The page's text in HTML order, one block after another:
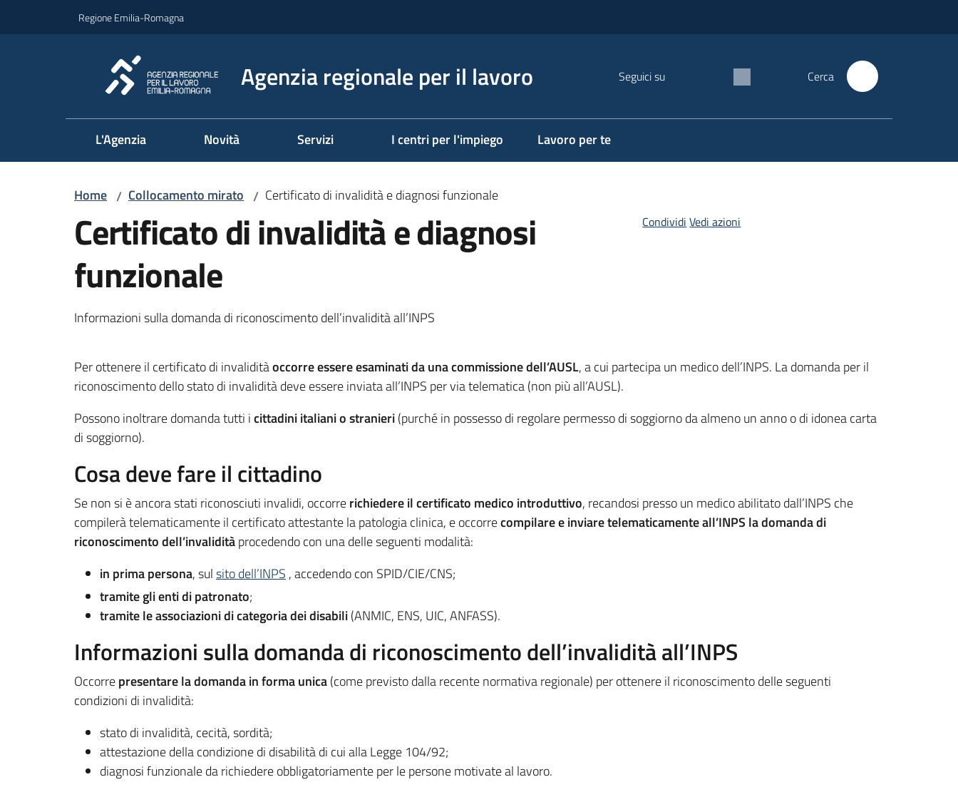
Regione Emilia-Romagna
Agenzia regionale per il lavoro Seguici su Cerca
L'Agenzia Novità Servizi I centri per l'impiego Lavoro per te
Home / Collocamento mirato / Certificato di invalidità e diagnosi funzionale
Certificato di invalidità e diagnosi
funzionale
Informazioni sulla domanda di riconoscimento dell’invalidità all’INPS
Condividi Vedi azioni
Per ottenere il certificato di invaliditàoccorre essere esaminati da una commissione dell’AUSL, a cui partecipa un medico dell’INPS. La domanda per il
riconoscimento dello stato di invalidità deve essere inviata all’INPS per via telematica (non più all’AUSL).
Possono inoltrare domanda tutti icittadini italiani o stranieri(purché in possesso di regolare permesso di soggiorno da almeno un anno o di idonea carta
di soggiorno).
Cosa deve fare il cittadino
Se non si è ancora stati riconosciuti invalidi, occorrerichiedere il certificato medico introduttivo, recandosi presso un medico abilitato dall’INPS che
compilerà telematicamente il certificato attestante la patologia clinica, e occorrecompilare e inviare telematicamente all’INPS la domanda di
riconoscimento dell’invaliditàprocedendo con una delle seguenti modalità:
in prima persona, sulsito dell’INPS , accedendo con SPID/CIE/CNS;
tramite gli enti di patronato;
tramite le associazioni di categoria dei disabili(ANMIC, ENS, UIC, ANFASS).
Informazioni sulla domandadi riconoscimento dell’invalidità all’INPS
Occorrepresentare la domanda in forma unica(come previsto dalla recente normativa regionale) per ottenere il riconoscimento delle seguenti
condizioni di invalidità:
stato di invalidità, cecità, sordità;
attestazione della condizione di disabilità di cui alla Legge 104/92;
diagnosi funzionale da richiedere obbligatoriamente per le persone motivate al lavoro.